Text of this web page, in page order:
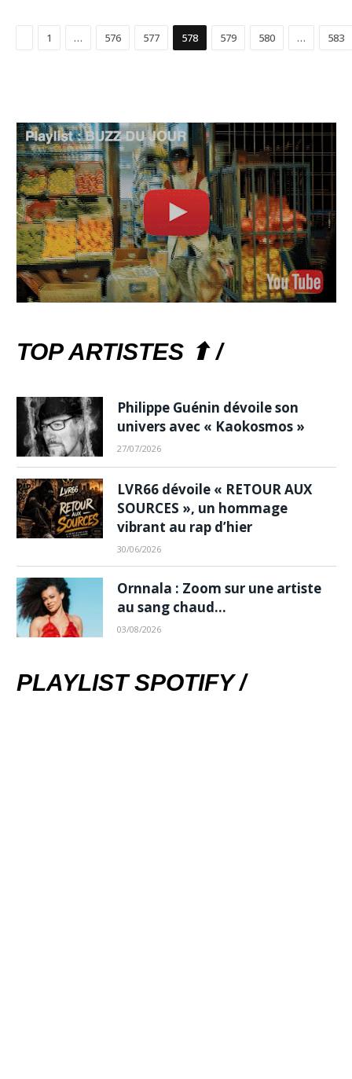
Précédent
1 … 576 577 578 579 580 … 583
TOP ARTISTES ⬆ /
Philippe Guénin dévoile son
univers avec « Kaokosmos »
27/07/2026
LVR66 dévoile « RETOUR AUX
SOURCES », un hommage
vibrant au rap d’hier
30/06/2026
Ornnala : Zoom sur une artiste
au sang chaud…
03/08/2026
PLAYLIST SPOTIFY /